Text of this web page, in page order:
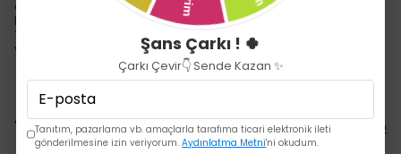
çok kullanışlıdır. Pek çok ana kucağı modeliyle uyumludur.
Rüzgar ve toz gibi dış etkenlerden korunmaya yardımcı olur.
Yıkama Önerisi: 30 dereceye kadar çamaşır makinesinde
yıkanabilir.
Yorumlar Yorum Yap
Şans Çarkı ! 🍀
Çarkı Çevir👇 Sende Kazan ✨
Tanıtım, pazarlama vb. amaçlarla tarafıma ticari elektronik ileti
gönderilmesine izin veriyorum.Aydınlatma Metni'ni okudum.